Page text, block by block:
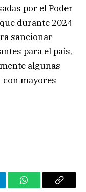
por el Poder
durante 2024
sancionar
para el país,
algunas
con mayores
WhatsAppCopy